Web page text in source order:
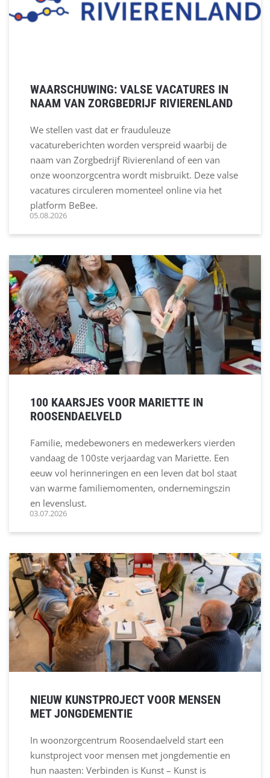
WAARSCHUWING: VALSE VACATURES IN
NAAM VAN ZORGBEDRIJF RIVIERENLAND
We stellen vast dat er frauduleuze
vacatureberichten worden verspreid waarbij de
naam van Zorgbedrijf Rivierenland of een van
onze woonzorgcentra wordt misbruikt. Deze valse
vacatures circuleren momenteel online via het
platform BeBee.
05.08.2026
100 KAARSJES VOOR MARIETTE IN
ROOSENDAELVELD
Familie, medebewoners en medewerkers vierden
vandaag de 100ste verjaardag van Mariette. Een
eeuw vol herinneringen en een leven dat bol staat
van warme familiemomenten, ondernemingszin
en levenslust.
03.07.2026
NIEUW KUNSTPROJECT VOOR MENSEN
MET JONGDEMENTIE
In woonzorgcentrum Roosendaelveld start een
kunstproject voor mensen met jongdementie en
hun naasten: Verbinden is Kunst – Kunst is